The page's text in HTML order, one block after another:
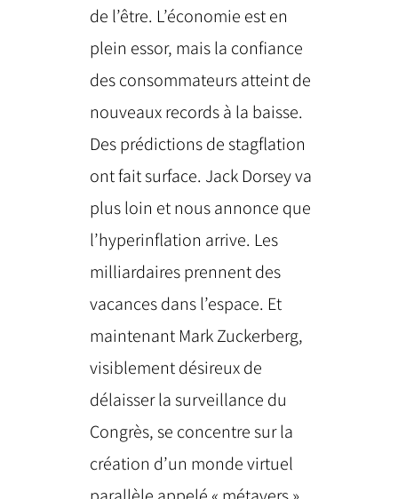
de l’être. L’économie est en
plein essor, mais la confiance
des consommateurs atteint de
nouveaux records à la baisse.
Des prédictions de stagflation
ont fait surface. Jack Dorsey va
plus loin et nous annonce que
l’hyperinflation arrive. Les
milliardaires prennent des
vacances dans l’espace. Et
maintenant Mark Zuckerberg,
visiblement désireux de
délaisser la surveillance du
Congrès, se concentre sur la
création d’un monde virtuel